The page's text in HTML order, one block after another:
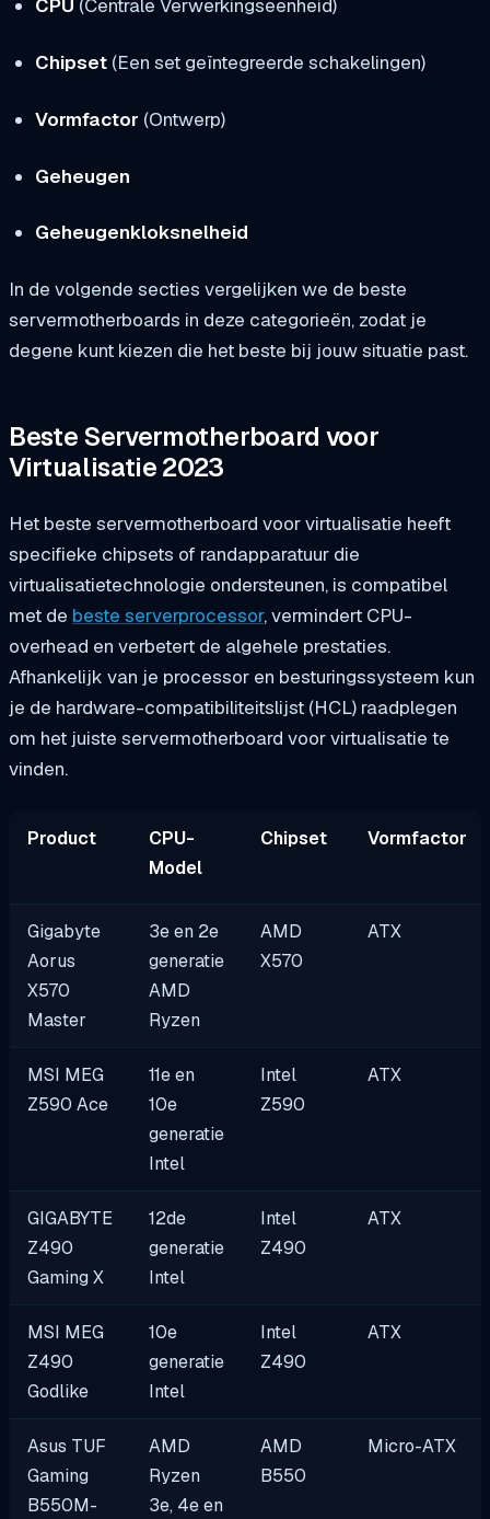
CPU (Centrale Verwerkingseenheid)
Chipset(Een set geïntegreerde schakelingen)
Vormfactor (Ontwerp)
Geheugen
Geheugenkloksnelheid
In de volgende secties vergelijken we de beste
servermotherboards in deze categorieën, zodat je
degene kunt kiezen die het beste bij jouw situatie past.
Beste Servermotherboard voor
Virtualisatie 2023
Het beste servermotherboard voor virtualisatie heeft
specifieke chipsets of randapparatuur die
virtualisatietechnologie ondersteunen, is compatibel
met de beste serverprocessor, vermindert CPU-
overhead en verbetert de algehele prestaties.
Afhankelijk van je processor en besturingssysteem kun
je de hardware-compatibiliteitslijst (HCL) raadplegen
om het juiste servermotherboard voor virtualisatie te
vinden.
Product
CPU-
Model
Chipset Vormfactor
Gigabyte
Aorus
X570
Master
3e en 2e
generatie
AMD
Ryzen
AMD
X570
ATX
MSI MEG
Z590 Ace
11e en
10e
generatie
Intel
Intel
Z590
ATX
GIGABYTE
Z490
Gaming X
12de
generatie
Intel
Intel
Z490
ATX
MSI MEG
Z490
Godlike
10e
generatie
Intel
Intel
Z490
ATX
Asus TUF
Gaming
B550M-
AMD
Ryzen
3e, 4e en
AMD
B550
Micro-ATX